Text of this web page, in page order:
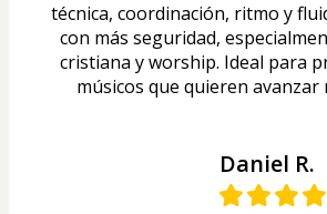
técnica, coordinación, ritmo y
con más seguridad,
cristiana y worship. Ideal para
músicos que quieren avanzar
Daniel R.